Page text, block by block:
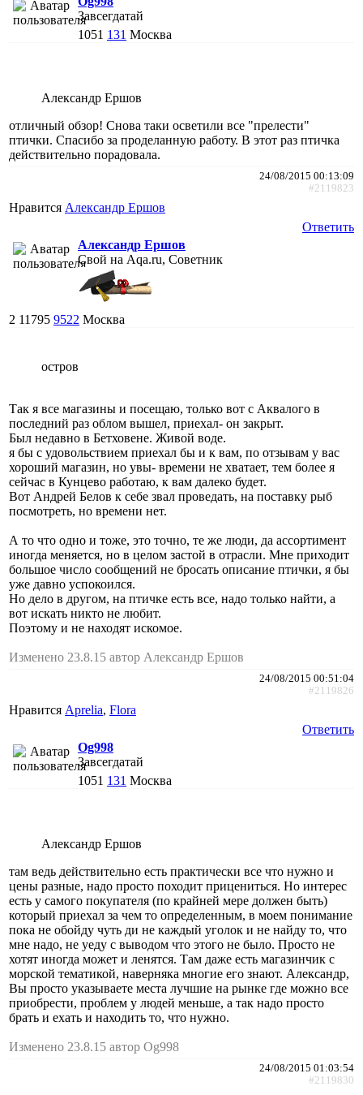
Завсегдатай
1051 131 Москва
Александр Ершов
отличный обзор! Снова таки осветили все "прелести"
птички. Спасибо за проделанную работу. В этот раз птичка
действительно порадовала.
24/08/2015 00:13:09
#2119823
Нравится Александр Ершов
Ответить
Александр Ершов
Свой на Aqa.ru, Советник
2 11795 9522 Москва
остров
Так я все магазины и посещаю, только вот с Аквалого в
последний раз облом вышел, приехал- он закрыт.
Был недавно в Бетховене. Живой воде.
я бы с удовольствием приехал бы и к вам, по отзывам у вас
хороший магазин, но увы- времени не хватает, тем более я
сейчас в Кунцево работаю, к вам далеко будет.
Вот Андрей Белов к себе звал проведать, на поставку рыб
посмотреть, но времени нет.
А то что одно и тоже, это точно, те же люди, да ассортимент
иногда меняется, но в целом застой в отрасли. Мне приходит
большое число сообщений не бросать описание птички, я бы
уже давно успокоился.
Но дело в другом, на птичке есть все, надо только найти, а
вот искать никто не любит.
Поэтому и не находят искомое.
Изменено 23.8.15 автор Александр Ершов
24/08/2015 00:51:04
#2119826
Нравится Aprelia, Flora
Ответить
Og998
Завсегдатай
1051 131 Москва
Александр Ершов
там ведь действительно есть практически все что нужно и
цены разные, надо просто походит прицениться. Но интерес
есть у самого покупателя (по крайней мере должен быть)
который приехал за чем то определенным, в моем понимание
пока не обойду чуть ди не каждый уголок и не найду то, что
мне надо, не уеду с выводом что этого не было. Просто не
хотят иногда может и ленятся. Там даже есть магазинчик с
морской тематикой, наверняка многие его знают. Александр,
Вы просто указываете места лучшие на рынке где можно все
приобрести, проблем у людей меньше, а так надо просто
брать и ехать и находить то, что нужно.
Изменено 23.8.15 автор Og998
24/08/2015 01:03:54
#2119830